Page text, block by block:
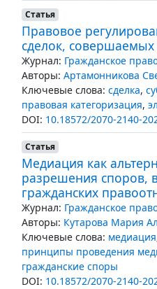
Статья
Правовое
сделок,
Журнал: Гражданское
Авторы: Артамонникова
Ключевые слова: сделка,
правовая категоризация,
DOI: 10.18572/2070-2140-
Статья
Медиация как
разрешения споров,
гражданских
Журнал: Гражданское
Авторы: Кутарова Мария
Ключевые слова: медиация
принципы проведения
гражданские споры
DOI: 10.18572/2070-2140-